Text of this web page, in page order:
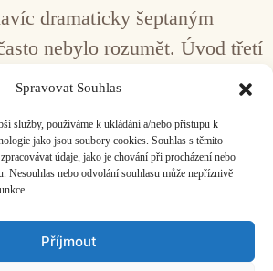
Spravovat Souhlas
služby, používáme k ukládání a/nebo přístupu k
jako jsou soubory cookies. Souhlas s těmito
údaje, jako je chování při procházení nebo
Nesouhlas nebo odvolání souhlasu může nepříznivě
Příjmout
dramaticky šeptaným
nebylo rozumět. Úvod třetí
samotná flétna bez hlasu,
ale když potom nastoupí
typicky matouškovský
kouzelné propojení dvou
– japonského a evropsky
efekt naopak vůbec